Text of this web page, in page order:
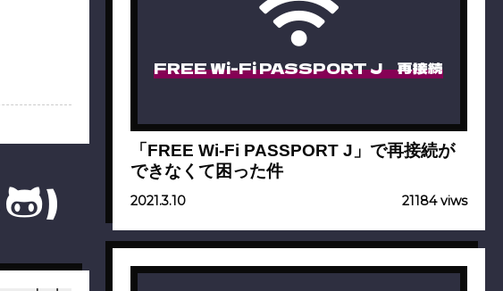
）
FREE Wi-Fi PASSPORT J 再接続
「FREE Wi-Fi PASSPORT J」で再接続が
できなくて困った件
2021.3.10 21184 viws